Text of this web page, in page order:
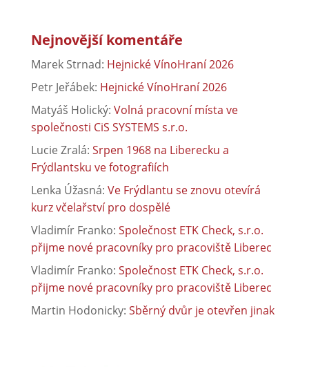
Nejnovější komentáře
Marek Strnad: Hejnické VínoHraní 2026
Petr Jeřábek: Hejnické VínoHraní 2026
Matyáš Holický: Volná pracovní místa ve
společnosti CiS SYSTEMS s.r.o.
Lucie Zralá: Srpen 1968 na Liberecku a
Frýdlantsku ve fotografiích
Lenka Úžasná: Ve Frýdlantu se znovu otevírá
kurz včelařství pro dospělé
Vladimír Franko: Společnost ETK Check, s.r.o.
přijme nové pracovníky pro pracoviště Liberec
Vladimír Franko: Společnost ETK Check, s.r.o.
přijme nové pracovníky pro pracoviště Liberec
Martin Hodonicky: Sběrný dvůr je otevřen jinak